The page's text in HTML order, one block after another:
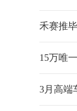
禾赛推
15万唯
3月高端